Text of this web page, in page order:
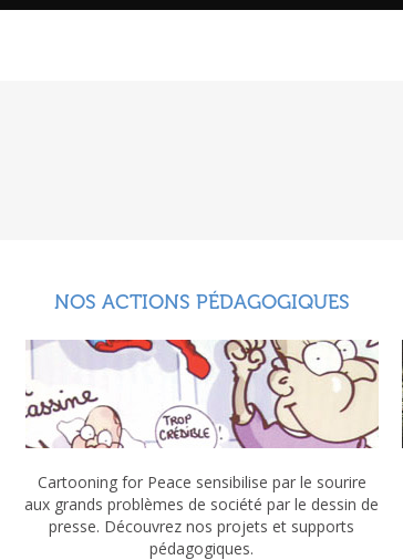
NOS ACTIONS PÉDAGOGIQUES
Cartooning for Peace sensibilise par le sourire
aux grands problèmes de société par le dessin de
presse. Découvrez nos projets et supports
pédagogiques.